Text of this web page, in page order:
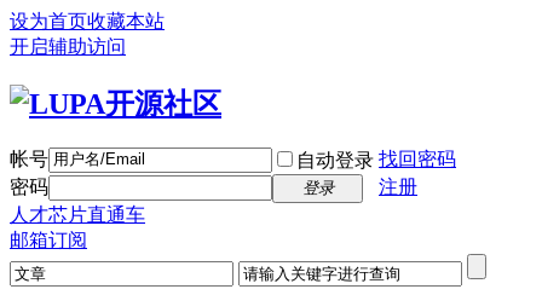
设为首页收藏本站
开启辅助访问
帐号 自动登录 找回密码
密码
登录
注册
人才芯片直通车
邮箱订阅